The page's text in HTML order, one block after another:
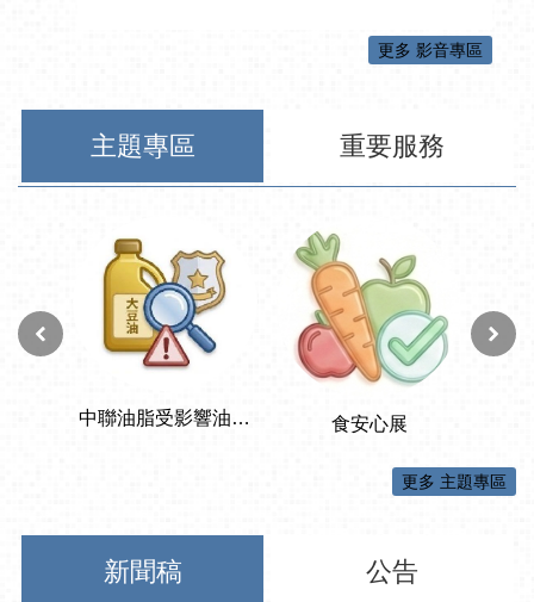
更多 影音專區
主題專區 重要服務
更多 主題專區
新聞稿 公告